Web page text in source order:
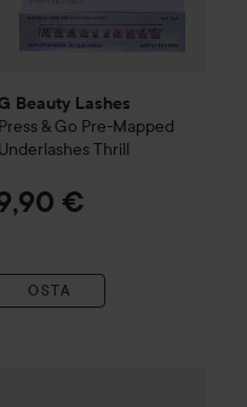
Beauty Lashes
Press & Go Pre-Mapped
UnderlashesThrill
€
OSTA